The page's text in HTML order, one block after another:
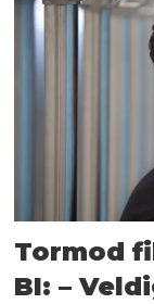
Tormod
BI: –